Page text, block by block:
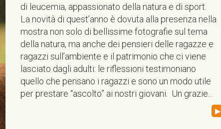
di leucemia, appassionato della natura e di sport.
La novità di quest’anno è dovuta alla presenza nella
mostra non solo di bellissime fotografie sul tema
della natura, ma anche dei pensieri delle ragazze e
ragazzi sull’ambiente e il patrimonio che ci viene
lasciato dagli adulti: le riflessioni testimoniano
quello che pensano i ragazzi e sono un modo utile
per prestare “ascolto” ai nostri giovani. Un grazie...
▸